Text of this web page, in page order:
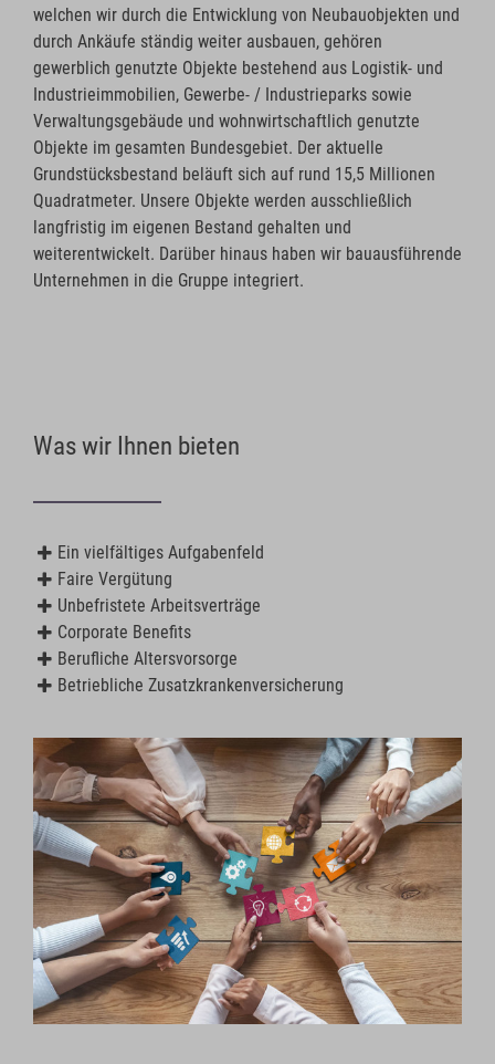
welchen wir durch die Entwicklung von Neubauobjekten und
durch Ankäufe ständig weiter ausbauen, gehören
gewerblich genutzte Objekte bestehend aus Logistik- und
Industrieimmobilien, Gewerbe- / Industrieparks sowie
Verwaltungsgebäude und wohnwirtschaftlich genutzte
Objekte im gesamten Bundesgebiet. Der aktuelle
Grundstücksbestand beläuft sich auf rund 15,5 Millionen
Quadratmeter. Unsere Objekte werden ausschließlich
langfristig im eigenen Bestand gehalten und
weiterentwickelt. Darüber hinaus haben wir bauausführende
Unternehmen in die Gruppe integriert.
Was wir Ihnen bieten
Ein vielfältiges Aufgabenfeld
Faire Vergütung
Unbefristete Arbeitsverträge
Corporate Benefits
Berufliche Altersvorsorge
Betriebliche Zusatzkrankenversicherung